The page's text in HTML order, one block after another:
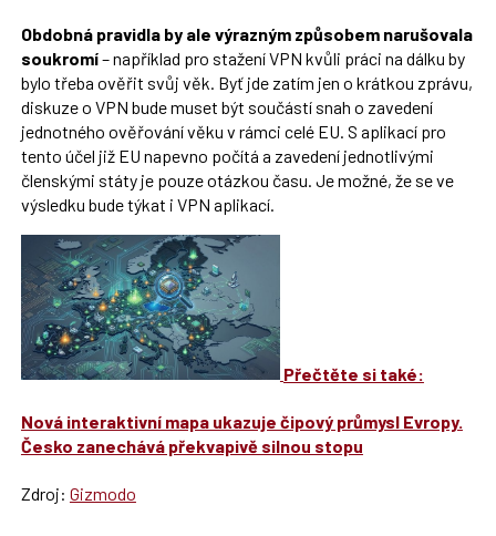
Obdobná pravidla by ale výrazným způsobem narušovala
soukromí– například pro stažení VPN kvůli práci na dálku by
bylo třeba ověřit svůj věk. Byť jde zatím jen o krátkou zprávu,
diskuze o VPN bude muset být součástí snah o zavedení
jednotného ověřování věku v rámci celé EU. S aplikací pro
tento účel již EU napevno počítá a zavedení jednotlivými
členskými státy je pouze otázkou času. Je možné, že se ve
výsledku bude týkat i VPN aplikací.
Přečtěte si také:
Nová interaktivní mapa ukazuje čipový průmysl Evropy.
Česko zanechává překvapivě silnou stopu
Zdroj: Gizmodo